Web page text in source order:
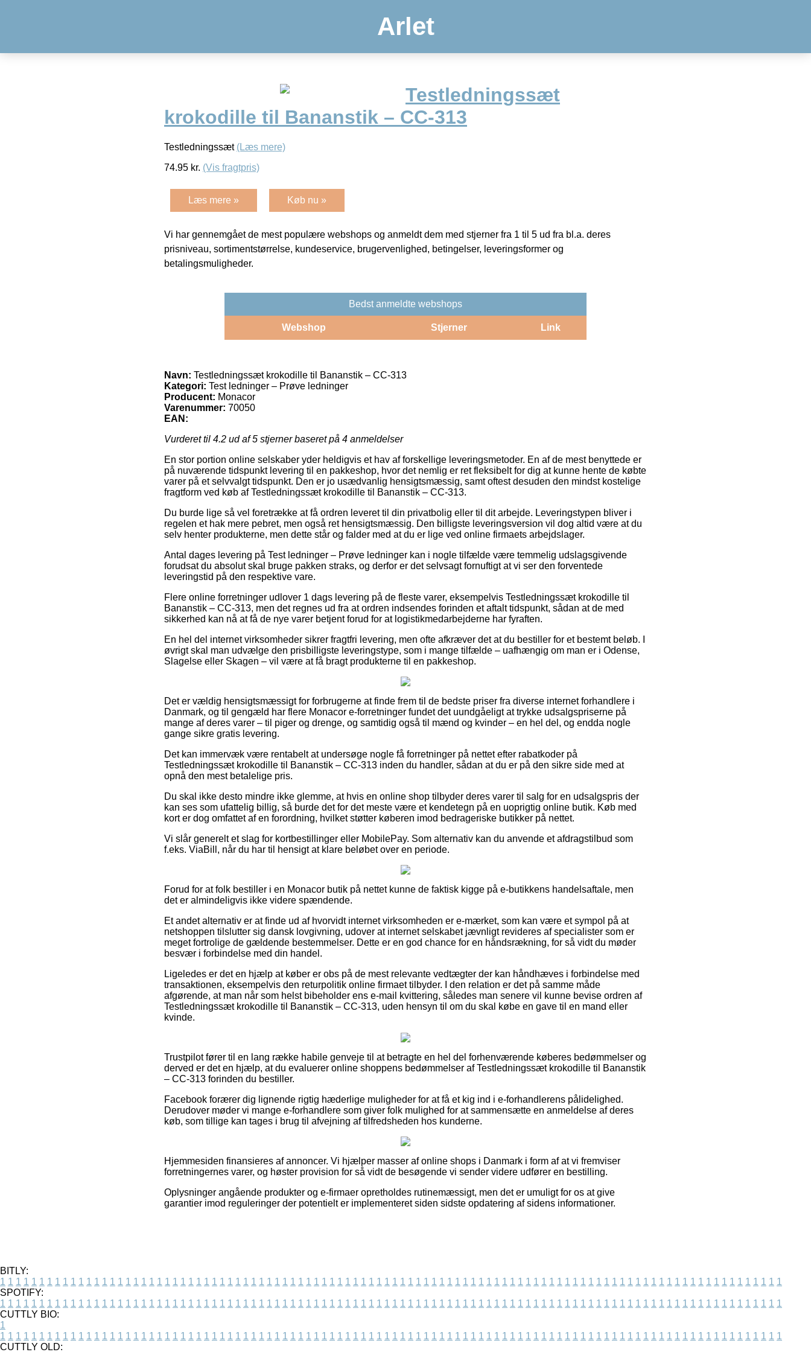
Arlet
Testledningssæt
krokodille til Bananstik – CC-313
Testledningssæt (Læs mere)
74.95 kr. (Vis fragtpris)
Læs mere » Køb nu »
Vi har gennemgået de mest populære webshops og anmeldt dem med stjerner fra 1 til 5 ud fra bl.a. deres
prisniveau, sortimentstørrelse, kundeservice, brugervenlighed, betingelser, leveringsformer og
betalingsmuligheder.
Bedst anmeldte webshops
Webshop Stjerner Link
Navn: Testledningssæt krokodille til Bananstik – CC-313
Kategori: Test ledninger – Prøve ledninger
Producent: Monacor
Varenummer: 70050
EAN:
Vurderet til 4.2 ud af 5 stjerner baseret på 4 anmeldelser
En stor portion online selskaber yder heldigvis et hav af forskellige leveringsmetoder. En af de mest benyttede er
på nuværende tidspunkt levering til en pakkeshop, hvor det nemlig er ret fleksibelt for dig at kunne hente de købte
varer på et selvvalgt tidspunkt. Den er jo usædvanlig hensigtsmæssig, samt oftest desuden den mindst kostelige
fragtform ved køb af Testledningssæt krokodille til Bananstik – CC-313.
Du burde lige så vel foretrække at få ordren leveret til din privatbolig eller til dit arbejde. Leveringstypen bliver i
regelen et hak mere pebret, men også ret hensigtsmæssig. Den billigste leveringsversion vil dog altid være at du
selv henter produkterne, men dette står og falder med at du er lige ved online firmaets arbejdslager.
Antal dages levering på Test ledninger – Prøve ledninger kan i nogle tilfælde være temmelig udslagsgivende
forudsat du absolut skal bruge pakken straks, og derfor er det selvsagt fornuftigt at vi ser den forventede
leveringstid på den respektive vare.
Flere online forretninger udlover 1 dags levering på de fleste varer, eksempelvis Testledningssæt krokodille til
Bananstik – CC-313, men det regnes ud fra at ordren indsendes forinden et aftalt tidspunkt, sådan at de med
sikkerhed kan nå at få de nye varer betjent forud for at logistikmedarbejderne har fyraften.
En hel del internet virksomheder sikrer fragtfri levering, men ofte afkræver det at du bestiller for et bestemt beløb. I
øvrigt skal man udvælge den prisbilligste leveringstype, som i mange tilfælde – uafhængig om man er i Odense,
Slagelse eller Skagen – vil være at få bragt produkterne til en pakkeshop.
Det er vældig hensigtsmæssigt for forbrugerne at finde frem til de bedste priser fra diverse internet forhandlere i
Danmark, og til gengæld har flere Monacor e-forretninger fundet det uundgåeligt at trykke udsalgspriserne på
mange af deres varer – til piger og drenge, og samtidig også til mænd og kvinder – en hel del, og endda nogle
gange sikre gratis levering.
Det kan immervæk være rentabelt at undersøge nogle få forretninger på nettet efter rabatkoder på
Testledningssæt krokodille til Bananstik – CC-313 inden du handler, sådan at du er på den sikre side med at
opnå den mest betalelige pris.
Du skal ikke desto mindre ikke glemme, at hvis en online shop tilbyder deres varer til salg for en udsalgspris der
kan ses som ufattelig billig, så burde det for det meste være et kendetegn på en uoprigtig online butik. Køb med
kort er dog omfattet af en forordning, hvilket støtter køberen imod bedrageriske butikker på nettet.
Vi slår generelt et slag for kortbestillinger eller MobilePay. Som alternativ kan du anvende et afdragstilbud som
f.eks. ViaBill, når du har til hensigt at klare beløbet over en periode.
Forud for at folk bestiller i en Monacor butik på nettet kunne de faktisk kigge på e-butikkens handelsaftale, men
det er almindeligvis ikke videre spændende.
Et andet alternativ er at finde ud af hvorvidt internet virksomheden er e-mærket, som kan være et sympol på at
netshoppen tilslutter sig dansk lovgivning, udover at internet selskabet jævnligt revideres af specialister som er
meget fortrolige de gældende bestemmelser. Dette er en god chance for en håndsrækning, for så vidt du møder
besvær i forbindelse med din handel.
Ligeledes er det en hjælp at køber er obs på de mest relevante vedtægter der kan håndhæves i forbindelse med
transaktionen, eksempelvis den returpolitik online firmaet tilbyder. I den relation er det på samme måde
afgørende, at man når som helst bibeholder ens e-mail kvittering, således man senere vil kunne bevise ordren af
Testledningssæt krokodille til Bananstik – CC-313, uden hensyn til om du skal købe en gave til en mand eller
kvinde.
Trustpilot fører til en lang række habile genveje til at betragte en hel del forhenværende køberes bedømmelser og
derved er det en hjælp, at du evaluerer online shoppens bedømmelser af Testledningssæt krokodille til Bananstik
– CC-313 forinden du bestiller.
Facebook forærer dig lignende rigtig hæderlige muligheder for at få et kig ind i e-forhandlerens pålidelighed.
Derudover møder vi mange e-forhandlere som giver folk mulighed for at sammensætte en anmeldelse af deres
køb, som tillige kan tages i brug til afvejning af tilfredsheden hos kunderne.
Hjemmesiden finansieres af annoncer. Vi hjælper masser af online shops i Danmark i form af at vi fremviser
forretningernes varer, og høster provision for så vidt de besøgende vi sender videre udfører en bestilling.
Oplysninger angående produkter og e-firmaer opretholdes rutinemæssigt, men det er umuligt for os at give
garantier imod reguleringer der potentielt er implementeret siden sidste opdatering af sidens informationer.
BITLY:
1 1 1 1 1 1 1 1 1 1 1 1 1 1 1 1 1 1 1 1 1 1 1 1 1 1 1 1 1 1 1 1 1 1 1 1 1 1 1 1 1 1 1 1 1 1 1 1 1 1 1 1 1 1 1 1 1 1 1 1 1 1 1 1 1 1 1 1 1 1 1 1 1 1 1 1 1 1 1 1 1 1 1 1 1 1 1 1 1 1 1 1 1 1 1 1 1 1 1 1
SPOTIFY:
1 1 1 1 1 1 1 1 1 1 1 1 1 1 1 1 1 1 1 1 1 1 1 1 1 1 1 1 1 1 1 1 1 1 1 1 1 1 1 1 1 1 1 1 1 1 1 1 1 1 1 1 1 1 1 1 1 1 1 1 1 1 1 1 1 1 1 1 1 1 1 1 1 1 1 1 1 1 1 1 1 1 1 1 1 1 1 1 1 1 1 1 1 1 1 1 1 1 1 1
CUTTLY BIO:
1
1 1 1 1 1 1 1 1 1 1 1 1 1 1 1 1 1 1 1 1 1 1 1 1 1 1 1 1 1 1 1 1 1 1 1 1 1 1 1 1 1 1 1 1 1 1 1 1 1 1 1 1 1 1 1 1 1 1 1 1 1 1 1 1 1 1 1 1 1 1 1 1 1 1 1 1 1 1 1 1 1 1 1 1 1 1 1 1 1 1 1 1 1 1 1 1 1 1 1 1
CUTTLY OLD: